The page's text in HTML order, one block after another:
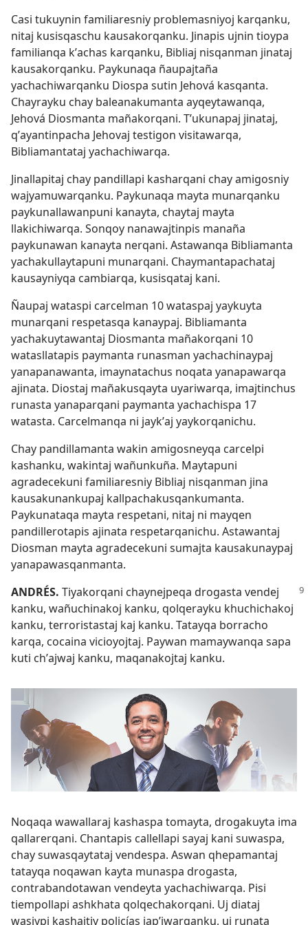
Casi tukuynin familiaresniy problemasniyoj karqanku,
nitaj kusisqaschu kausakorqanku. Jinapis ujnin tioypa
familianqa kʼachas karqanku, Bibliaj nisqanman jinataj
kausakorqanku. Paykunaqa ñaupajtaña
yachachiwarqanku Diospa sutin Jehová kasqanta.
Chayrayku chay baleanakumanta ayqeytawanqa,
Jehová Diosmanta mañakorqani. Tʼukunapaj jinataj,
qʼayantinpacha Jehovaj testigon visitawarqa,
Bibliamantataj yachachiwarqa.
Jinallapitaj chay pandillapi kasharqani chay amigosniy
wajyamuwarqanku. Paykunaqa mayta munarqanku
paykunallawanpuni kanayta, chaytaj mayta
llakichiwarqa. Sonqoy nanawajtinpis manaña
paykunawan kanayta nerqani. Astawanqa Bibliamanta
yachakullaytapuni munarqani. Chaymantapachataj
kausayniyqa cambiarqa, kusisqataj kani.
Ñaupaj wataspi carcelman 10 wataspaj yaykuyta
munarqani respetasqa kanaypaj. Bibliamanta
yachakuytawantaj Diosmanta mañakorqani 10
watasllatapis paymanta runasman yachachinaypaj
yanapanawanta, imaynatachus noqata yanapawarqa
ajinata. Diostaj mañakusqayta uyariwarqa, imajtinchus
runasta yanaparqani paymanta yachachispa 17
watasta. Carcelmanqa ni jaykʼaj yaykorqanichu.
Chay pandillamanta wakin amigosneyqa carcelpi
kashanku, wakintaj wañunkuña. Maytapuni
agradecekuni familiaresniy Bibliaj nisqanman jina
kausakunankupaj kallpachakusqankumanta.
Paykunataqa mayta respetani, nitaj ni mayqen
pandillerotapis ajinata respetarqanichu. Astawantaj
Diosman mayta agradecekuni sumajta kausakunaypaj
yanapawasqanmanta.
ANDRÉS. Tiyakorqani chaynejpeqa drogasta vendej
kanku, wañuchinakoj kanku, qolqerayku khuchichakoj
kanku, terroristastaj kaj kanku. Tatayqa borracho
karqa, cocaina vicioyojtaj. Paywan mamaywanqa sapa
kuti chʼajwaj kanku, maqanakojtaj kanku.
Noqaqa wawallaraj kashaspa tomayta, drogakuyta ima
qallarerqani. Chantapis callellapi sayaj kani suwaspa,
chay suwasqaytataj vendespa. Aswan qhepamantaj
tatayqa noqawan kayta munaspa drogasta,
contrabandotawan vendeyta yachachiwarqa. Pisi
tiempollapi ashkhata qolqechakorqani. Uj diataj
wasiypi kashajtiy policías japʼiwarqanku, uj runata